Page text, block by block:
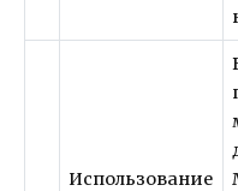
Использование